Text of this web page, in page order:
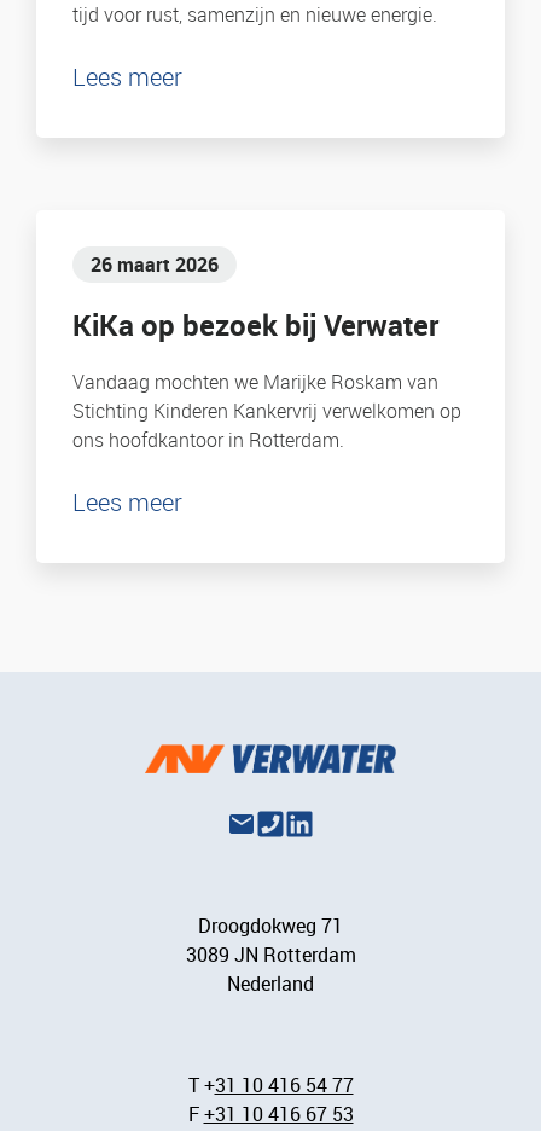
tijd voor rust, samenzijn en nieuwe energie.
Lees meer
26 maart 2026
KiKa op bezoek bij Verwater
Vandaag mochten we Marijke Roskam van
Stichting Kinderen Kankervrij verwelkomen op
ons hoofdkantoor in Rotterdam.
Lees meer
Droogdokweg 71
3089 JN Rotterdam
Nederland
T +31 10 416 54 77
F+31 10 416 67 53